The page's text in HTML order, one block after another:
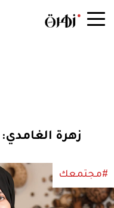
زهرة
#مجتمعك